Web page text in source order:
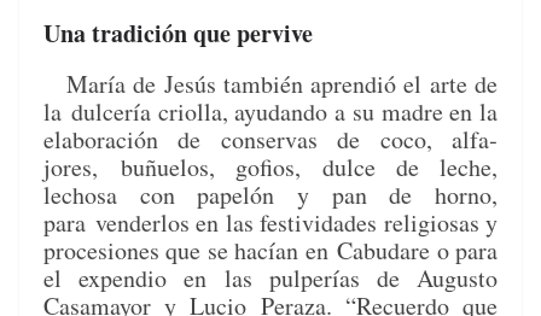
Una tradición que pervive
María de Jesús tam­bién aprendió el arte de
la dul­cería criol­la, ayu­dan­do a su madre en la
elab­o­ración de con­ser­vas de coco, alfa­
jores,buñue­los, gofios, dulce de leche,
lechosa con papelón y pan de horno,
para vender­los en las fes­tivi­dades reli­giosas y
pro­ce­siones que se hacían enCabu­dare o para
el expen­dio en las pulperías de Augus­to
Casamay­or y LucioPer­aza. “Recuer­do que